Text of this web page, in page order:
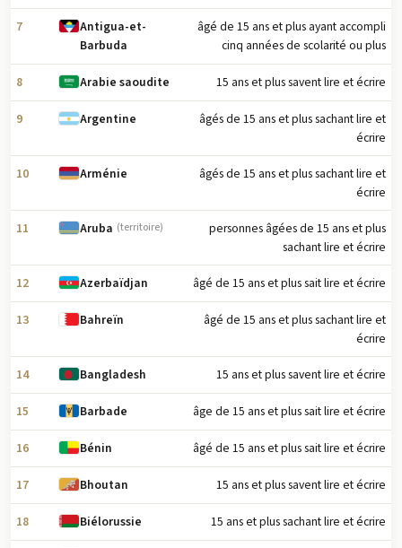
7
Antigua-et-
Barbuda
âgé de 15 ans et plus ayant accompli
cinq années de scolarité ou plus
8 Arabie saoudite 15 ans et plus savent lire et écrire
9 Argentine
âgés de 15 ans et plus sachant lire et
écrire
10 Arménie
âgés de 15 ans et plus sachant lire et
écrire
11 Aruba (territoire)
personnes âgées de 15 ans et plus
sachant lire et écrire
12 Azerbaïdjan âgé de 15 ans et plus sait lire et écrire
13 Bahreïn
âgé de 15 ans et plus sachant lire et
écrire
14 Bangladesh 15 ans et plus savent lire et écrire
15 Barbade âge de 15 ans et plus sait lire et écrire
16 Bénin âgé de 15 ans et plus sait lire et écrire
17 Bhoutan 15 ans et plus savent lire et écrire
18 Biélorussie 15 ans et plus sachant lire et écrire